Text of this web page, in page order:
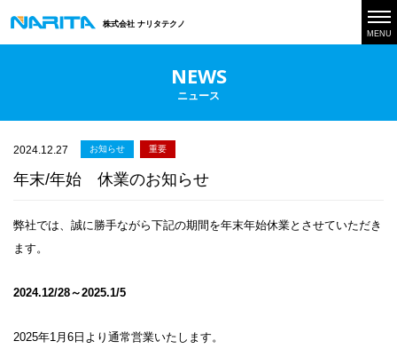
株式会社 ナリタテクノ
MENU
NEWS
ニュース
2024.12.27 お知らせ 重要
年末/年始 休業のお知らせ
弊社では、誠に勝手ながら下記の期間を年末年始休業とさせていただき
ます。
2024.12/28～2025.1/5
2025年1月6日より通常営業いたします。